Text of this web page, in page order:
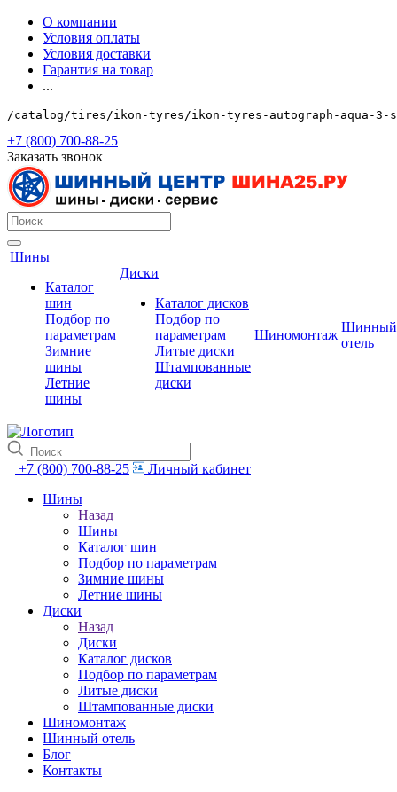
О компании
Условия оплаты
Условия доставки
Гарантия на товар
...
/catalog/tires/ikon-tyres/ikon-tyres-autograph-aqua-3-
+7 (800) 700-88-25
Заказать звонок
Шины
Каталог
шин
Подбор по
параметрам
Зимние
шины
Летние
шины
Диски
Каталог дисков
Подбор по
параметрам
Литые диски
Штампованные
диски
Шиномонтаж
Шинный
отель
+7 (800) 700-88-25
Личный кабинет
Шины
Назад
Шины
Каталог шин
Подбор по параметрам
Зимние шины
Летние шины
Диски
Назад
Диски
Каталог дисков
Подбор по параметрам
Литые диски
Штампованные диски
Шиномонтаж
Шинный отель
Блог
Контакты